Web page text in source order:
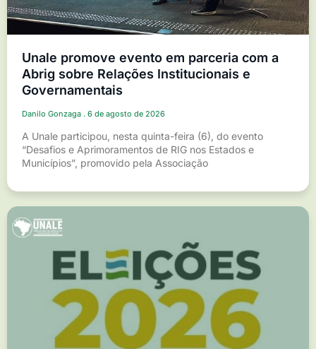
Unale promove evento em parceria com a
Abrig sobre Relações Institucionais e
Governamentais
Danilo Gonzaga 6 de agosto de 2026
A Unale participou, nesta quinta-feira (6), do evento
“Desafios e Aprimoramentos de RIG nos Estados e
Municípios”, promovido pela Associação